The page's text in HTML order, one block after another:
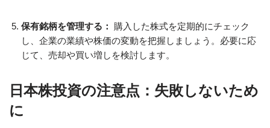
保有銘柄を管理する：
購入した株式を定期的にチェック
し、企業の業績や株価の変動を把握しましょう。必要に応
じて、売却や買い増しを検討します。
日本株投資の注意点：失敗しないため
に